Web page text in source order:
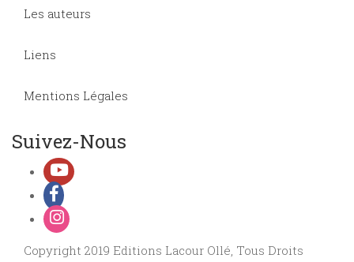
Les auteurs
Liens
Mentions Légales
Suivez-Nous
Copyright 2019 Editions Lacour Ollé, Tous Droits